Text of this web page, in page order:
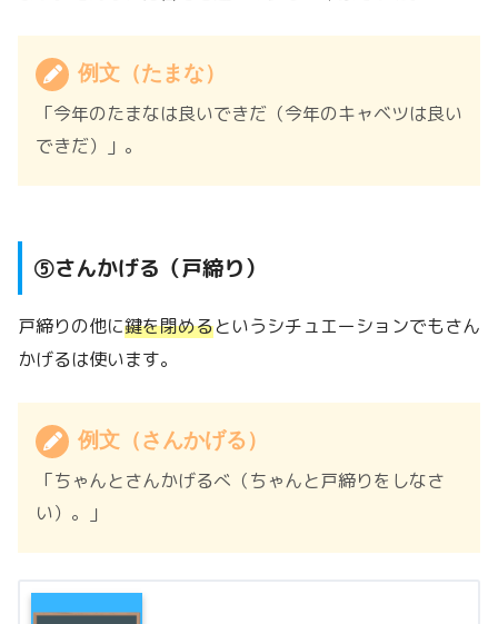
例文（たまな）
「今年のたまなは良いできだ（今年のキャベツは良い
できだ）」。
⑤さんかげる（戸締り）
戸締りの他に鍵を閉めるというシチュエーションでもさん
かげるは使います。
例文（さんかげる）
「ちゃんとさんかげるべ（ちゃんと戸締りをしなさ
い）。」